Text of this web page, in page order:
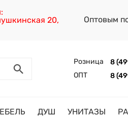
20,
Оптовым
Розница 8
ОПТ
8
ДУШ УНИТАЗЫ